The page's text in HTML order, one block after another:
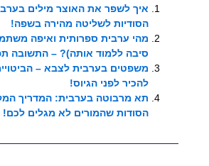
איך לשפר את האוצר מילים
הסודיות לשליטה מהירה בשפה!
מהי ערבית ספרותית ואיפה
סיבה ללמוד אותה)? – התשובה
משפטים בערבית לצבא –
להכיר לפני הגיוס!
תא מרבוטה בערבית: המדריך
הסודות שהמורים לא מגלים לכם!